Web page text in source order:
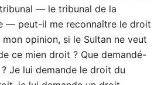
— le tribunal de la
— peut-il me reconnaître le droit
opinion, si le Sultan ne veut
ce mien droit ? Que demandé-
Je lui demande le droit du